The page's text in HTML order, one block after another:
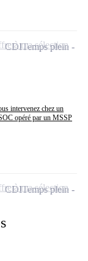
intervenez chez un
opéré par un MSSP
CDITemps plein
à ma sélection
CDITemps plein
à ma sélection